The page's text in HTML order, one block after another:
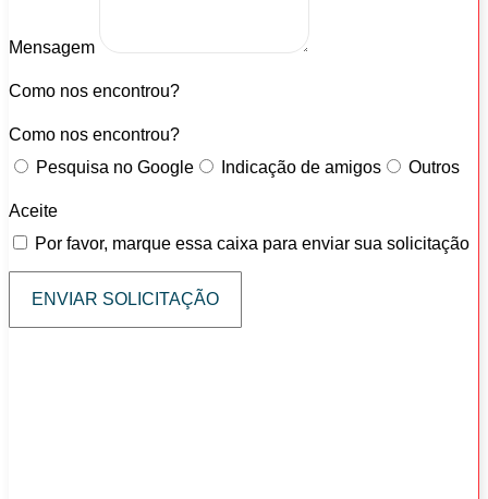
Mensagem
Como nos encontrou?
Como nos encontrou?
Pesquisa no Google
Indicação de amigos Outros
Aceite
Por favor, marque essa caixa para enviar sua solicitação
ENVIAR SOLICITAÇÃO